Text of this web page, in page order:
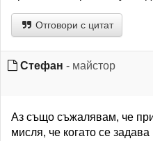
Отговори с цитат
Стефан - майстор
Аз също съжалявам, че
мисля, че когато се